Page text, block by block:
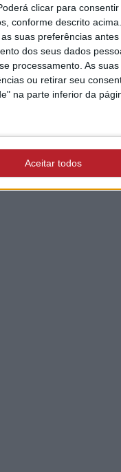
clicar para consentir
conforme descrito
suas preferências
dos seus dados
processamento. As
ou retirar seu
na parte inferior da
Aceitar todos
ABRANTES
08/2026 às 15:36
de
defende
intervenção na Ribeira do
não está concluída
áudio)